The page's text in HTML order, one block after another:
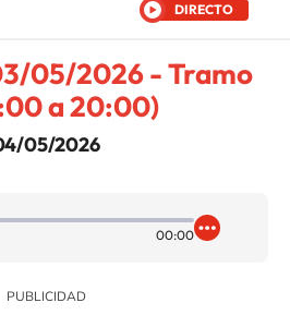
DIRECTO
05/2026 - Tramo
a 20:00)
05/2026
00:00